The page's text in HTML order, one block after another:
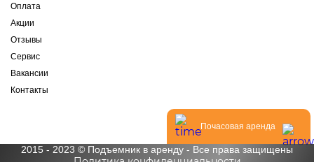
Почасовая аренда
Оплата
Акции
Отзывы
Сервис
Вакансии
Контакты
2015 - 2023 © Подъемник в аренду - Все права защищены